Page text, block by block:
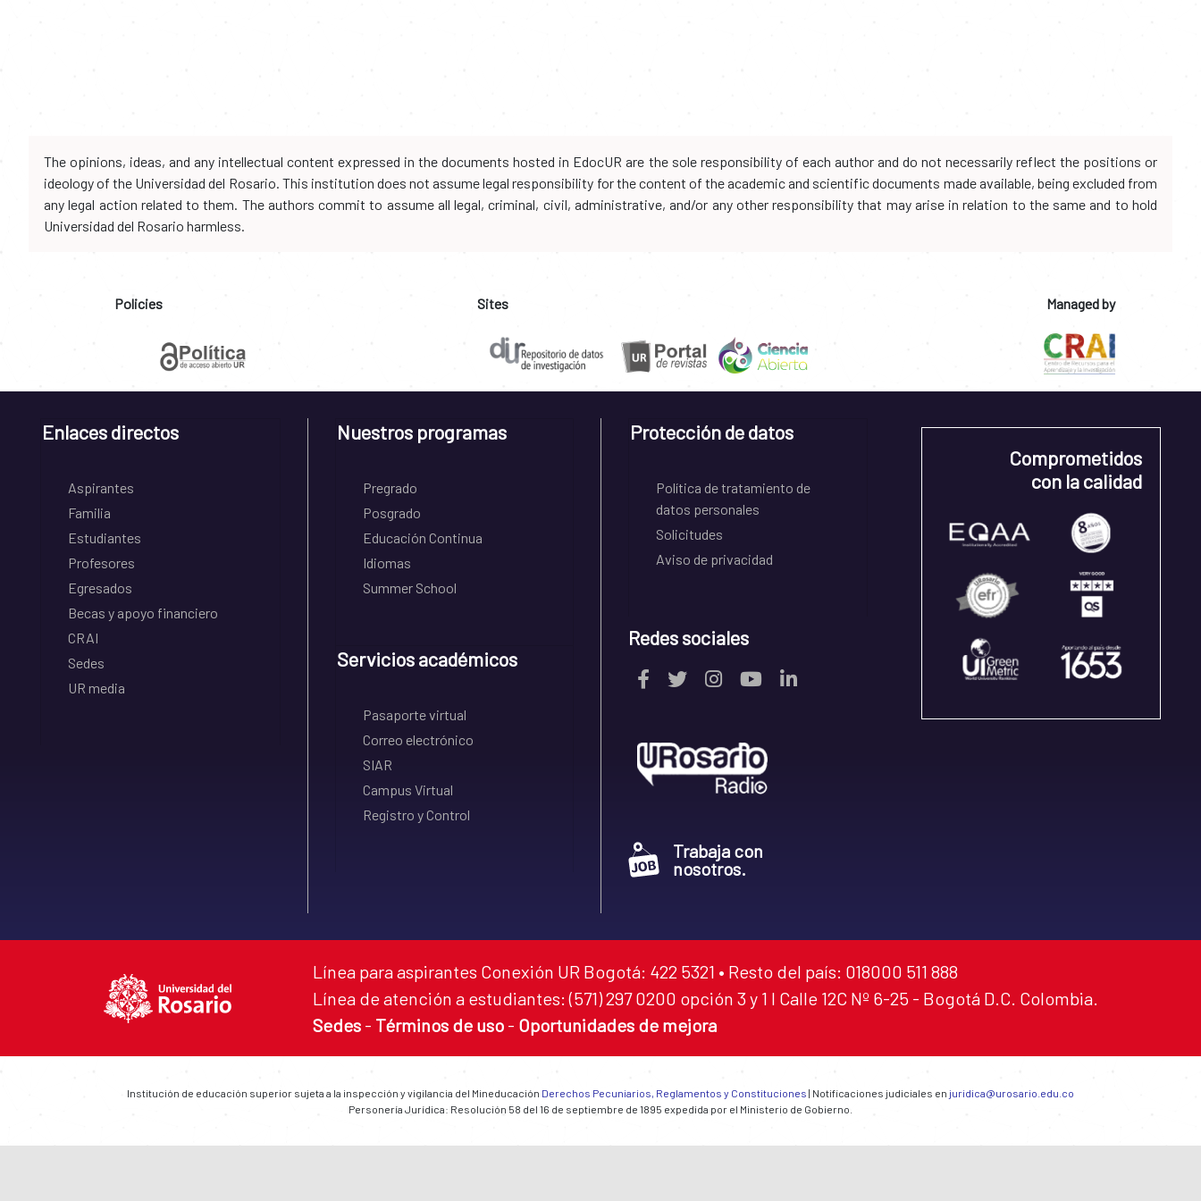
The opinions, ideas, and any intellectual content expressed in the documents hosted in EdocUR are the sole responsibility of each author and do not necessarily reflect the positions or
ideology of the Universidad del Rosario. This institution does not assume legal responsibility for the content of the academic and scientific documents made available, being excluded from
any legal action related to them. The authors commit to assume all legal, criminal, civil, administrative, and/or any other responsibility that may arise in relation to the same and to hold
Universidad del Rosario harmless.
Policies Sites Managed by
Enlaces directos
Aspirantes
Familia
Estudiantes
Profesores
Egresados
Becas y apoyo financiero
CRAI
Sedes
UR media
Nuestros programas
Pregrado
Posgrado
Educación Continua
Idiomas
Summer School
Servicios académicos
Pasaporte virtual
Correo electrónico
SIAR
Campus Virtual
Registro y Control
Protección de datos
Política de tratamiento de
datos personales
Solicitudes
Aviso de privacidad
Redes sociales
Trabaja con
nosotros.
Comprometidos
con la calidad
Línea para aspirantes Conexión UR Bogotá: 422 5321 • Resto del país: 018000 511 888
Línea de atención a estudiantes: (571) 297 0200 opción 3 y 1 I Calle 12C Nº 6-25 - Bogotá D.C. Colombia.
Sedes - Términos de uso - Oportunidades de mejora
Institución de educación superior sujeta a la inspección y vigilancia del Mineducación Derechos Pecuniarios, Reglamentos y Constituciones | Notificaciones judiciales en juridica@urosario.edu.co
Personería Jurídica: Resolución 58 del 16 de septiembre de 1895 expedida por el Ministerio de Gobierno.